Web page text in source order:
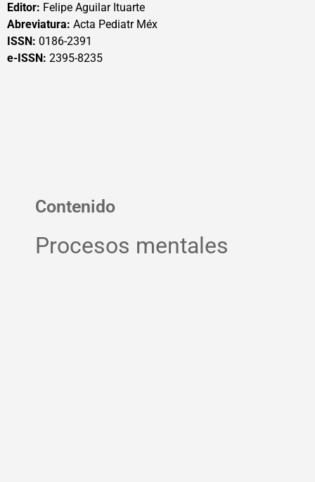
Editor: Felipe Aguilar Ituarte
Abreviatura: Acta Pediatr Méx
ISSN: 0186-2391
e-ISSN: 2395-8235
Contenido
Procesos mentales